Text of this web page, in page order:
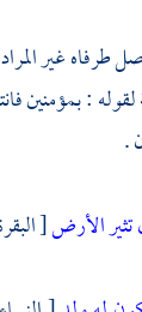
: بمؤمنين
.
تثير الأرض[ البقرة : 171 ] فإن جملة ( تثير ) صفة ل ( ذلول ) داخلة في حيز